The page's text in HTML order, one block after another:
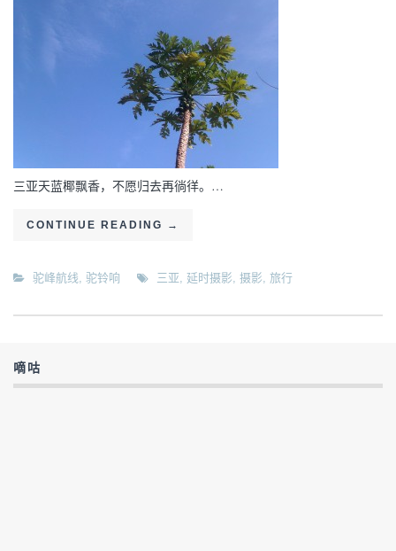
三亚天蓝椰飘香，不愿归去再徜徉。…
CONTINUE READING →
驼峰航线, 驼铃响 三亚, 延时摄影, 摄影, 旅行
嘀咕